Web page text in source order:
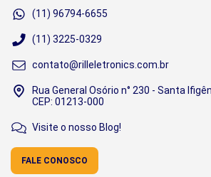
(11) 96794-6655
(11) 3225-0329
contato@rilleletronics.com.br
Rua General Osório n° 230 - Santa
CEP: 01213-000
Visite o nosso Blog!
FALE CONOSCO